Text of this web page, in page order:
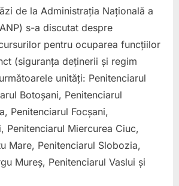
de la Administrația Națională a
s-a discutat despre
pentru ocuparea funcțiilor
(siguranța deținerii și regim
unități: Penitenciarul
Botoșani, Penitenciarul
Penitenciarul Focșani,
Penitenciarul Miercurea Ciuc,
Mare, Penitenciarul Slobozia,
Mureș, Penitenciarul Vaslui și